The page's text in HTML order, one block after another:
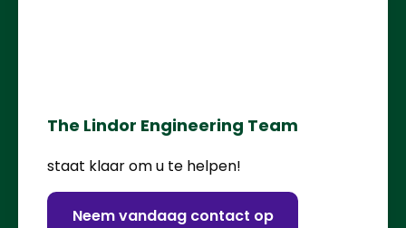
The Lindor Engineering Team
staat klaar om u te helpen!
Neem vandaag contact op